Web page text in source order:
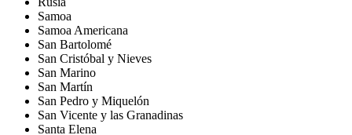
Samoa
Samoa Americana
San Bartolomé
San Cristóbal y Nieves
San Marino
San Martín
San Pedro y Miquelón
San Vicente y las Granadinas
Santa Elena